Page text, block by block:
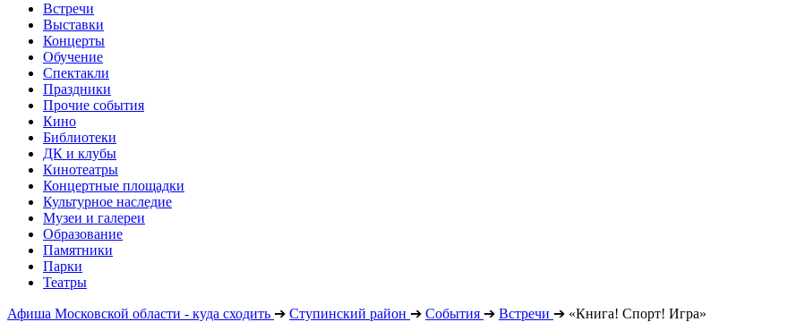
Встречи
Выставки
Концерты
Обучение
Спектакли
Праздники
Прочие события
Кино
Библиотеки
ДК и клубы
Кинотеатры
Концертные площадки
Культурное наследие
Музеи и галереи
Образование
Памятники
Парки
Театры
Афиша Московской области - куда сходить ➔ Ступинский район ➔ События ➔ Встречи ➔ «Книга! Спорт! Игра»